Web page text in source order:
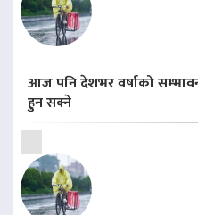
आज पनि देशभर वर्षाको
हुन सक्ने